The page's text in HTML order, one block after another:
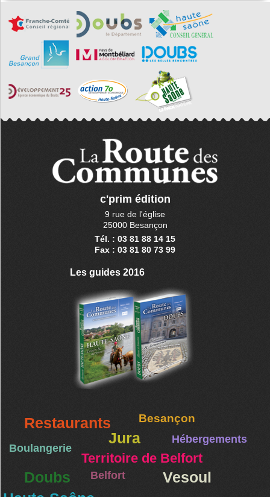
c'prim édition
9 rue de l'église
25000 Besançon
Tél. : 03 81 88 14 15
Fax : 03 81 80 73 99
Les guides 2016
Restaurants Besançon
Jura Hébergements
Boulangerie
Territoire de Belfort
Doubs Belfort
Vesoul